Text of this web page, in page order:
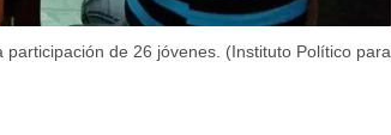
de 26 jóvenes. (Instituto Político para